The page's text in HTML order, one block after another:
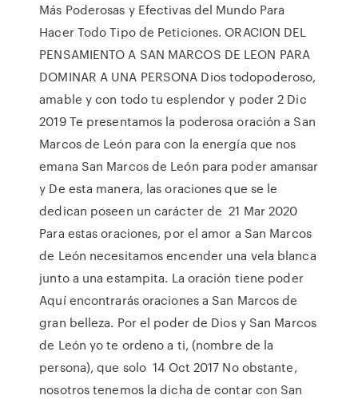
Más Poderosas y Efectivas del Mundo Para
Hacer Todo Tipo de Peticiones. ORACION DEL
PENSAMIENTO A SAN MARCOS DE LEON PARA
DOMINAR A UNA PERSONA Dios todopoderoso,
amable y con todo tu esplendor y poder 2 Dic
2019 Te presentamos la poderosa oración a San
Marcos de León para con la energía que nos
emana San Marcos de León para poder amansar
y De esta manera, las oraciones que se le
dedican poseen un carácter de 21 Mar 2020
Para estas oraciones, por el amor a San Marcos
de León necesitamos encender una vela blanca
junto a una estampita. La oración tiene poder
Aquí encontrarás oraciones a San Marcos de
gran belleza. Por el poder de Dios y San Marcos
de León yo te ordeno a ti, (nombre de la
persona), que solo 14 Oct 2017 No obstante,
nosotros tenemos la dicha de contar con San